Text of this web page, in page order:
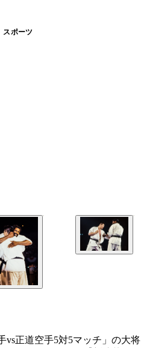
スポーツ
大山空手vs正道空手5対5マ
佐竹雅昭と〝熊殺し〟ウィリ
vs正道空手5対5マッチ」の大将